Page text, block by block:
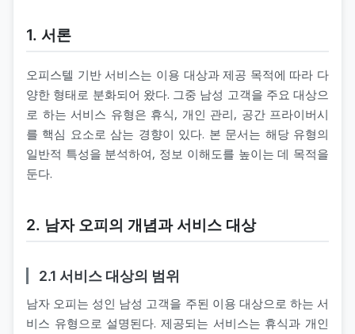
1. 서론
오피스텔 기반 서비스는 이용 대상과 제공 목적에 따라 다
양한 형태로 분화되어 왔다. 그중 남성 고객을 주요 대상으
로 하는 서비스 유형은 휴식, 개인 관리, 공간 프라이버시
를 핵심 요소로 삼는 경향이 있다. 본 문서는 해당 유형의
일반적 특성을 분석하여, 정보 이해도를 높이는 데 목적을
둔다.
2. 남자 오피의 개념과 서비스 대상
2.1 서비스 대상의 범위
남자 오피는 성인 남성 고객을 주된 이용 대상으로 하는 서
비스 유형으로 설명된다. 제공되는 서비스는 휴식과 개인